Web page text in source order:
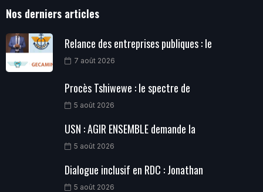
Nos derniers articles
Relance des entreprises publiques : le
7 août 2026
Procès Tshiwewe : le spectre de
5 août 2026
USN : AGIR ENSEMBLE demande la
5 août 2026
Dialogue inclusif en RDC : Jonathan
5 août 2026